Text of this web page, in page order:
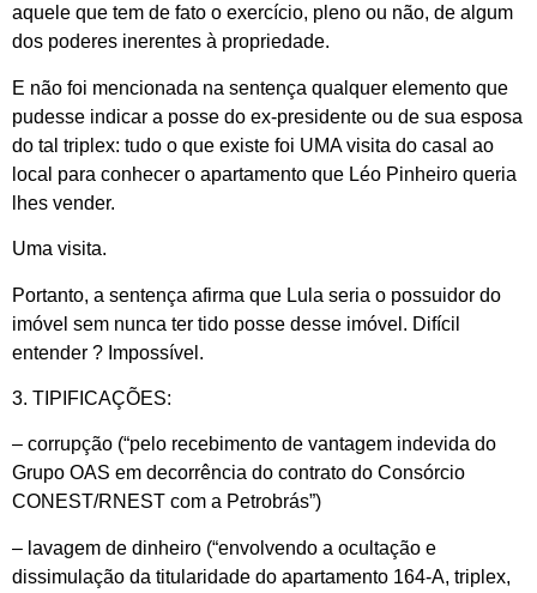
aquele que tem de fato o exercício, pleno ou não, de algum
dos poderes inerentes à propriedade.
E não foi mencionada na sentença qualquer elemento que
pudesse indicar a posse do ex-presidente ou de sua esposa
do tal triplex: tudo o que existe foi UMA visita do casal ao
local para conhecer o apartamento que Léo Pinheiro queria
lhes vender.
Uma visita.
Portanto, a sentença afirma que Lula seria o possuidor do
imóvel sem nunca ter tido posse desse imóvel. Difícil
entender ? Impossível.
3. TIPIFICAÇÕES:
– corrupção (“pelo recebimento de vantagem indevida do
Grupo OAS em decorrência do contrato do Consórcio
CONEST/RNEST com a Petrobrás”)
– lavagem de dinheiro (“envolvendo a ocultação e
dissimulação da titularidade do apartamento 164-A, triplex,